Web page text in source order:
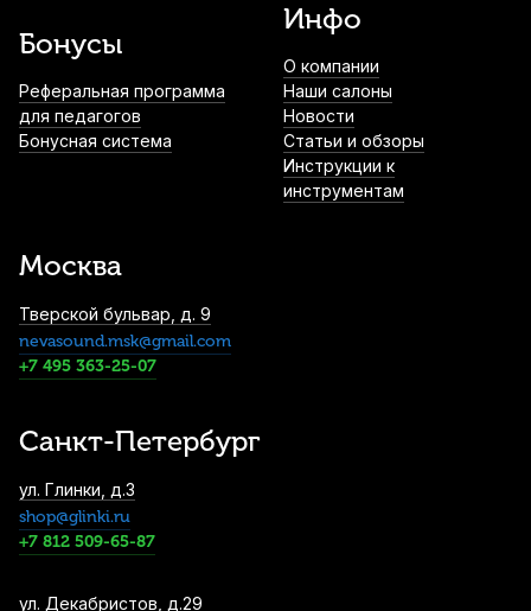
Бонусы
Реферальная программа
для педагогов
Бонусная система
Инфо
О компании
Наши салоны
Новости
Статьи и обзоры
Инструкции к
инструментам
Москва
Тверской бульвар, д. 9
nevasound.msk@gmail.com
+7 495 363-25-07
Санкт-Петербург
ул. Глинки, д.3
shop@glinki.ru
+7 812 509-65-87
ул. Декабристов, д.29